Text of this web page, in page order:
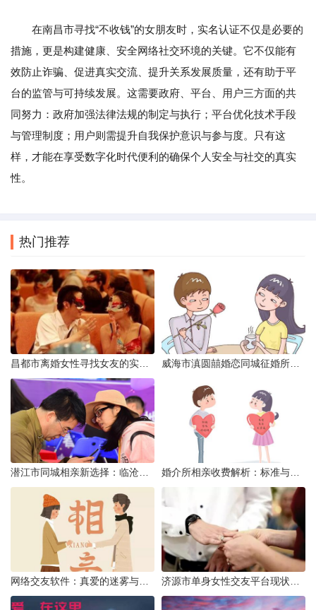
在南昌市寻找“不收钱”的女朋友时，实名认证不仅是必要的
措施，更是构建健康、安全网络社交环境的关键。它不仅能有
效防止诈骗、促进真实交流、提升关系发展质量，还有助于平
台的监管与可持续发展。这需要政府、平台、用户三方面的共
同努力：政府加强法律法规的制定与执行；平台优化技术手段
与管理制度；用户则需提升自我保护意识与参与度。只有这
样，才能在享受数字化时代便利的确保个人安全与社交的真实
性。
热门推荐